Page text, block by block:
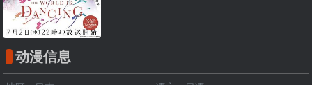
动漫信息